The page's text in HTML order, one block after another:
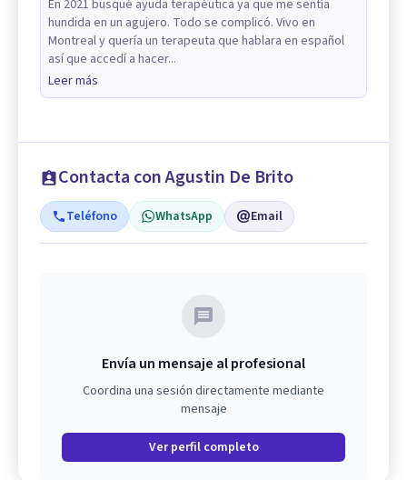
En 2021 busqué ayuda terapéutica ya que me sentía
hundida en un agujero. Todo se complicó. Vivo en
Montreal y quería un terapeuta que hablara en español
así que accedí a hacer...
Leer más
Contacta con Agustin De Brito
Teléfono WhatsApp Email
Envía un mensaje al profesional
Coordina una sesión directamente mediante
mensaje
Ver perfil completo